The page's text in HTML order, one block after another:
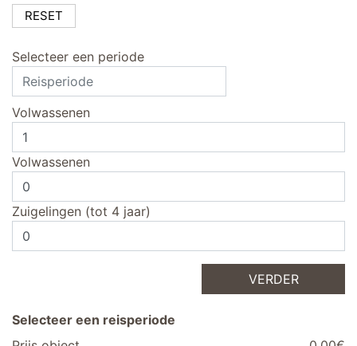
RESET
Selecteer een periode
Volwassenen
Volwassenen
Zuigelingen (tot 4 jaar)
VERDER
Selecteer een reisperiode